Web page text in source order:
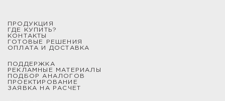
ПРОДУКЦИЯ
ГДЕ КУПИТЬ?
КОНТАКТЫ
ГОТОВЫЕ РЕШЕНИЯ
ОПЛАТА И ДОСТАВКА
ПОДДЕРЖКА
РЕКЛАМНЫЕ МАТЕРИАЛЫ
ПОДБОР АНАЛОГОВ
ПРОЕКТИРОВАНИЕ
ЗАЯВКА НА РАСЧЕТ